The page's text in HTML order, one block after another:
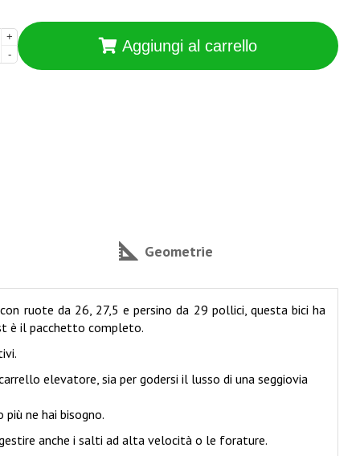
+
-
Aggiungi al carrello
Geometrie
ruote da 26, 27,5 e persino da 29 pollici, questa bici ha
è il pacchetto completo.
elevatore, sia per godersi il lusso di una seggiovia
ne hai bisogno.
anche i salti ad alta velocità o le forature.